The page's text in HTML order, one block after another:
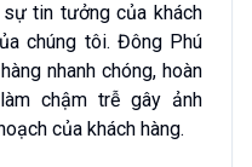
tin tưởng của khách
chúng tôi. Đông Phú
nhanh chóng, hoàn
chậm trễ gây ảnh
của khách hàng.